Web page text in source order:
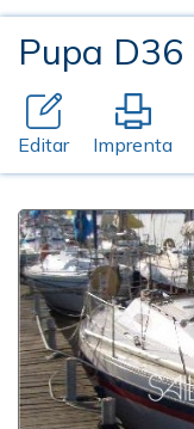
Pupa D36
Editar Imprenta